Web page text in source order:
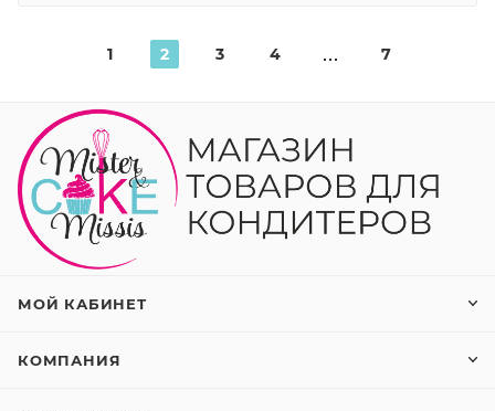
1 2 3 4 7
МОЙ КАБИНЕТ
КОМПАНИЯ